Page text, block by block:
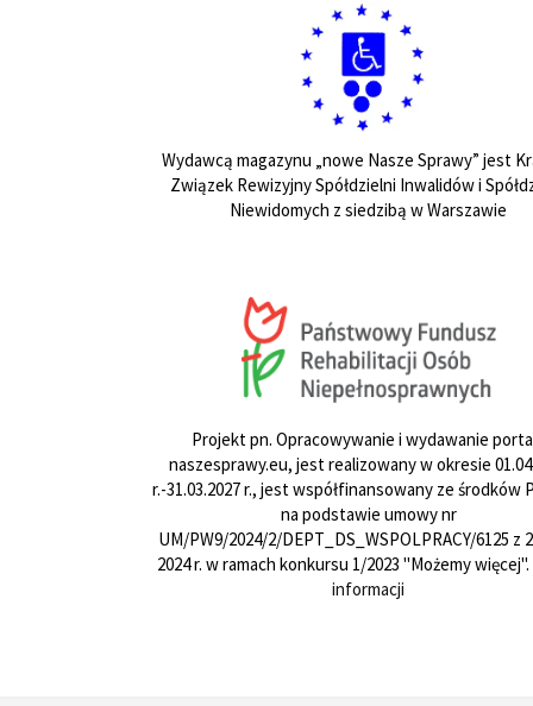
Wydawcą magazynu „nowe Nasze Sprawy” jest
Związek Rewizyjny Spółdzielni Inwalidów i
Niewidomych z siedzibą w Warszawie
Projekt pn. Opracowywanie i wydawanie
naszesprawy.eu, jest realizowany w okresie
r.-31.03.2027 r., jest współfinansowany ze środków
na podstawie umowy nr
UM/PW9/2024/2/DEPT_DS_WSPOLPRACY/6125 z
2024 r. w ramach konkursu 1/2023 "Możemy więcej".
informacji